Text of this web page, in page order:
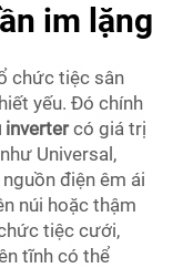
im lặng
chức tiệc sân
yếu. Đó chính
invertercó giá trị
Universal,
điện êm ái
núi hoặc thậm
tiệc cưới,
tĩnh có thể